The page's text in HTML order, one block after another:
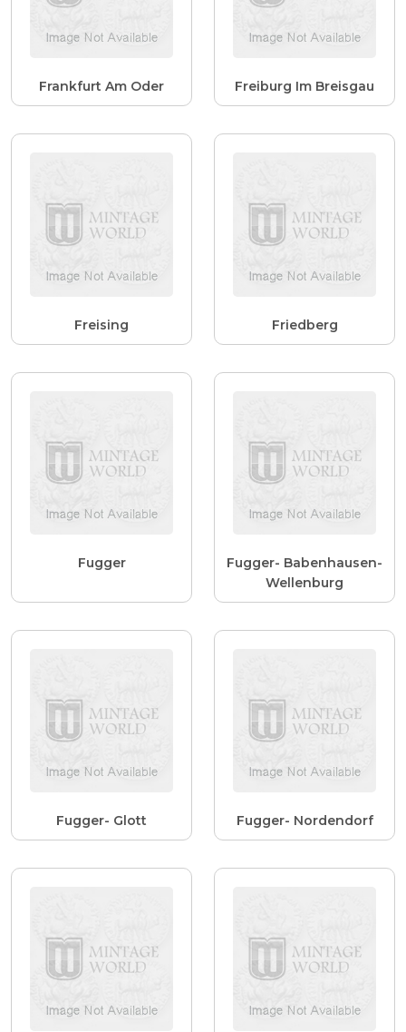
Frankfurt Am Oder Freiburg Im Breisgau
Freising Friedberg
Fugger
Fugger- Babenhausen-
Wellenburg
Fugger- Glott Fugger- Nordendorf